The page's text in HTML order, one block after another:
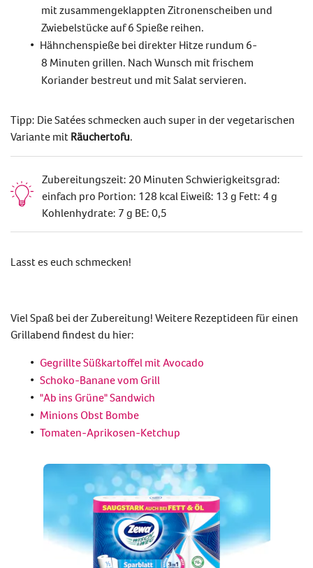
mit zusammengeklappten Zitronenscheiben und
Zwiebelstückeauf6 Spieße reihen.
Hähnchenspieße bei direkter Hitze rundum 6-
8 Minuten grillen. Nach Wunsch mit frischem
Koriander bestreut und mit Salat servieren.
Tipp: DieSatées schmecken auch super in der vegetarischen
Variante mit Räuchertofu.
Zubereitungszeit: 20 Minuten Schwierigkeitsgrad:
einfach pro Portion: 128 kcal Eiweiß: 13 g Fett: 4 g
Kohlenhydrate: 7 g BE: 0,5
Lasst es euch schmecken!
Viel Spaß bei der Zubereitung! Weitere Rezeptideen für einen
Grillabend findest du hier:
Gegrillte Süßkartoffel mit Avocado
Schoko-Banane vom Grill
"Ab ins Grüne" Sandwich
Minions Obst Bombe
Tomaten-Aprikosen-Ketchup